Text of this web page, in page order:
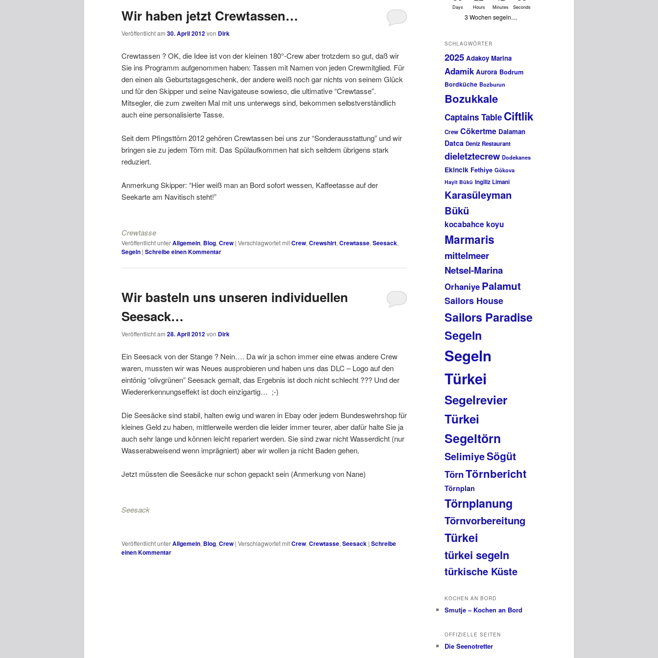
Wir haben jetzt Crewtassen…
Veröffentlicht am 30. April 2012von Dirk
Crewtassen ? OK, die Idee ist von der kleinen 180°-Crew aber trotzdem so gut, daß wir
Sie ins Programm aufgenommen haben: Tassen mit Namen von jeden Crewmitglied. Für
den einen als Geburtstagsgeschenk, der andere weiß noch gar nichts von seinem Glück
und für den Skipper und seine Navigateuse sowieso, die ultimative “Crewtasse”.
Mitsegler, die zum zweiten Mal mit uns unterwegs sind, bekommen selbstverständlich
auch eine personalisierte Tasse.
Seit dem Pfingsttörn 2012 gehören Crewtassen bei uns zur “Sonderausstattung” und wir
bringen sie zu jedem Törn mit. Das Spülaufkommen hat sich seitdem übrigens stark
reduziert.
Anmerkung Skipper: “Hier weiß man an Bord sofort wessen, Kaffeetasse auf der
Seekarte am Navitisch steht!”
Crewtasse
Veröffentlicht unterAllgemein, Blog, Crew | Verschlagwortet mitCrew, Crewshirt, Crewtasse, Seesack,
Segeln | Schreibe einen Kommentar
Wir basteln uns unseren individuellen
Seesack…
Veröffentlicht am 28. April 2012von Dirk
Ein Seesack von der Stange ? Nein…. Da wir ja schon immer eine etwas andere Crew
waren, mussten wir was Neues ausprobieren und haben uns das DLC – Logo auf den
eintönig “olivgrünen” Seesack gemalt, das Ergebnis ist doch nicht schlecht ??? Und der
Wiedererkennungseffekt ist doch einzigartig… ;-)
Die Seesäcke sind stabil, halten ewig und waren in Ebay oder jedem Bundeswehrshop für
kleines Geld zu haben, mittlerweile werden die leider immer teurer, aber dafür halte Sie ja
auch sehr lange und können leicht repariert werden. Sie sind zwar nicht Wasserdicht (nur
Wasserabweisend wenn imprägniert) aber wir wollen ja nicht Baden gehen.
Jetzt müssten die Seesäcke nur schon gepackt sein (Anmerkung von Nane)
Seesack
Veröffentlicht unterAllgemein, Blog, Crew | Verschlagwortet mitCrew, Crewtasse, Seesack | Schreibe
einen Kommentar
Days Hours Minutes Seconds
3 Wochen segeln....
SCHLAGWÖRTER
2025 Adakoy Marina
Adamik Aurora Bodrum
Bordküche Bozburun
Bozukkale
Captains Table Ciftlik
Crew Cökertme Dalaman
Datca Deniz Restaurant
dieletztecrew Dodekanes
Ekincik Fethiye Gökova
Hayit Bükü Ingiliz Limani
Karasüleyman
Bükü
kocabahce koyu
Marmaris
mittelmeer
Netsel-Marina
Orhaniye Palamut
Sailors House
Sailors Paradise
Segeln
Segeln
Türkei
Segelrevier
Türkei
Segeltörn
SelimiyeSögüt
TörnTörnbericht
Törnplan
Törnplanung
Törnvorbereitung
Türkei
türkei segeln
türkische Küste
KOCHEN AN BORD
Smutje – Kochen an Bord
OFFIZIELLE SEITEN
Die Seenotretter